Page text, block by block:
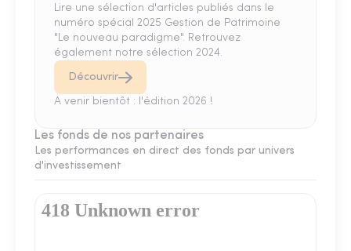
Lire une sélection d'articles publiés dans le
numéro spécial 2025 Gestion de Patrimoine
"Le nouveau paradigme". Retrouvez
également notre sélection 2024.
Découvrir
A venir bientôt : l'édition 2026 !
Les fonds de nos partenaires
Les performances en direct des fonds par univers
d'investissement